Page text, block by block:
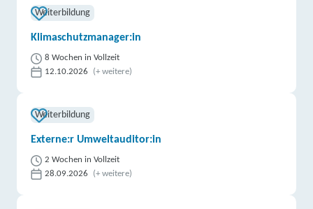
Weiterbildung
Klimaschutzmanager:in
8 Wochen in Vollzeit
12.10.2026
(+ weitere)
Weiterbildung
Externe:r Umweltauditor:in
2 Wochen in Vollzeit
28.09.2026
(+ weitere)